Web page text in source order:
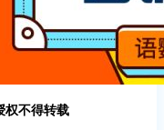
权不得转载